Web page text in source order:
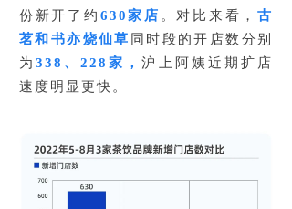
份新开了约 630家店 。对比来看，古
茗和书亦烧仙草 同时段的开店数分别
为338、228家，沪上阿姨近期扩店
速度明显更快。